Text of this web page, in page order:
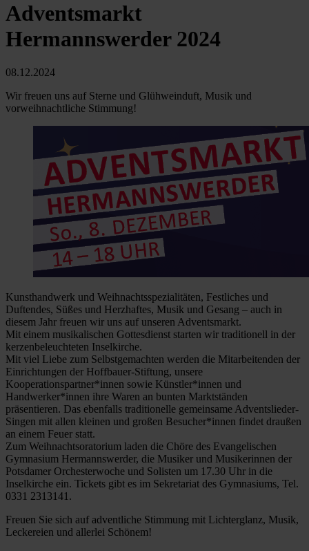
Adventsmarkt
Hermannswerder 2024
08.12.2024
Wir freuen uns auf Sterne und Glühweinduft, Musik und
vorweihnachtliche Stimmung!
Kunsthandwerk und Weihnachtsspezialitäten, Festliches und
Duftendes, Süßes und Herzhaftes, Musik und Gesang – auch in
diesem Jahr freuen wir uns auf unseren Adventsmarkt.
Mit einem musikalischen Gottesdienst starten wir traditionell in der
kerzenbeleuchteten Inselkirche.
Mit viel Liebe zum Selbstgemachten werden die Mitarbeitenden der
Einrichtungen der Hoffbauer-Stiftung, unsere
Kooperationspartner*innen sowie Künstler*innen und
Handwerker*innen ihre Waren an bunten Marktständen
präsentieren. Das ebenfalls traditionelle gemeinsame Adventslieder-
Singen mit allen kleinen und großen Besucher*innen findet draußen
an einem Feuer statt.
Zum Weihnachtsoratorium laden die Chöre des Evangelischen
Gymnasium Hermannswerder, die Musiker und Musikerinnen der
Potsdamer Orchesterwoche und Solisten um 17.30 Uhr in die
Inselkirche ein. Tickets gibt es im Sekretariat des Gymnasiums, Tel.
0331 2313141.
Freuen Sie sich auf adventliche Stimmung mit Lichterglanz, Musik,
Leckereien und allerlei Schönem!